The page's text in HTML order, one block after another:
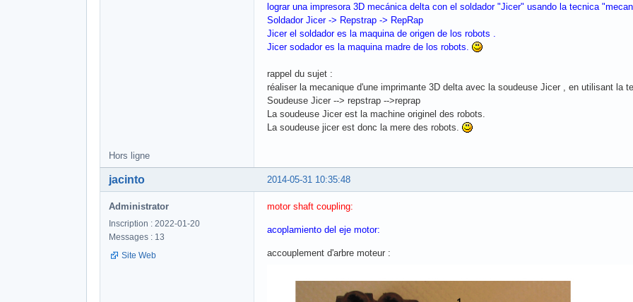
lograr una impresora 3D mecánica delta con el soldador "Jicer" usando la tecnica
Soldador Jicer -> Repstrap -> RepRap
Jicer el soldador es la maquina de origen de los robots .
Jicer sodador es la maquina madre de los robots.
rappel du sujet :
réaliser la mecanique d'une imprimante 3D delta avec la soudeuse Jicer , en utilisant la
Soudeuse Jicer --> repstrap -->reprap
La soudeuse Jicer est la machine originel des robots.
La soudeuse jicer est donc la mere des robots.
Hors ligne
2014-05-31 10:35:48
jacinto
Administrator
Inscription : 2022-01-20
Messages : 13
Site Web
motor shaft coupling:
acoplamiento del eje motor:
accouplement d'arbre moteur :